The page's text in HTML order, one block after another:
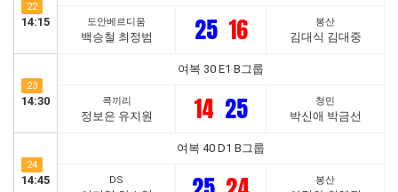
22
14:15 도안베르디움
백승철 최정범 25 16 봉산
김대식 김대중
23
14:30
여복 30 E1 B그룹
콕끼리
정보은 유지원 14 25 청민
박신애 박금선
24
14:45
여복 40 D1 B그룹
DS 봉산